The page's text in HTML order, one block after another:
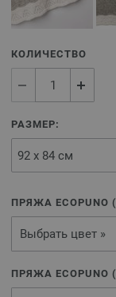
КОЛИЧЕСТВО
РАЗМЕР:
ПРЯЖА ECOPUNO (
Выбрать цвет »
ПРЯЖА ECOPUNO (